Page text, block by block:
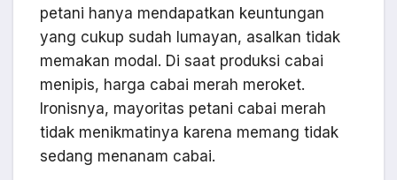
petani hanya mendapatkan keuntungan
yang cukup sudah lumayan, asalkan tidak
memakan modal. Di saat produksi cabai
menipis, harga cabai merah meroket.
Ironisnya, mayoritas petani cabai merah
tidak menikmatinya karena memang tidak
sedang menanam cabai.